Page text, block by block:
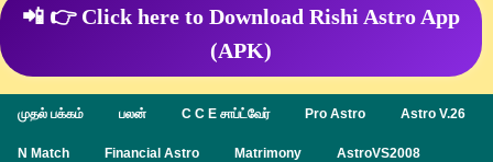
📲 👉 Click here to Download Rishi Astro App
(APK)
முதல் பக்கம் பலன் C C E சாப்ட்வேர் Pro Astro Astro V.26
N Match Financial Astro Matrimony AstroVS2008